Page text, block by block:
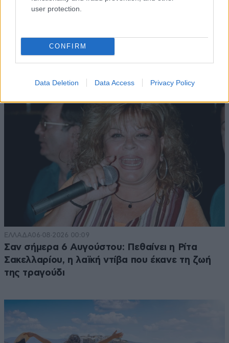
user protection.
CONFIRM
Data Deletion Data Access Privacy Policy
Παλάτι Marivent: Πώς οι κληρονόμοι του
Ιωάννη Σαριδάκη αφαίρεσαν 1.300 έργα τέχνης
ΕΛΛΑΔΑ06·08·2026 00:09
Σαν σήμερα 6 Αυγούστου: Πεθαίνει η Ρίτα
Σακελλαρίου, η λαϊκή ντίβα που έκανε τη ζωή
της τραγούδι